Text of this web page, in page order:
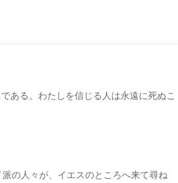
ある。わたしを信じる人は永遠に死ぬこ
の人々が、イエスのところへ来て尋ね